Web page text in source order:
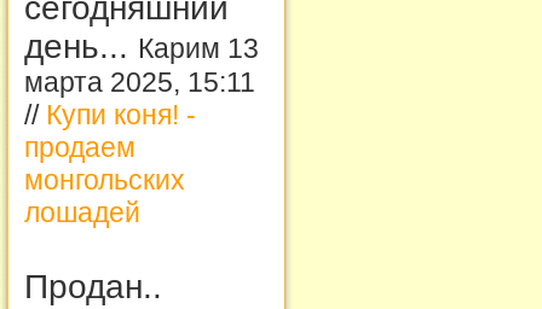
сегодняшний
день... Карим 13
марта 2025, 15:11
// Купи коня! -
продаем
монгольских
лошадей
Продан..